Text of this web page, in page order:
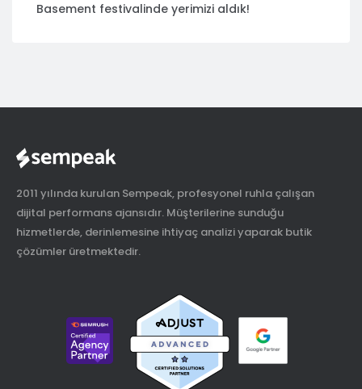
Basement festivalinde yerimizi aldık!
2011 yılında kurulan Sempeak, profesyonel ruhla çalışan
dijital performans ajansıdır. Müşterilerine sunduğu
hizmetlerde, derinlemesine ihtiyaç analizi yaparak butik
çözümler üretmektedir.